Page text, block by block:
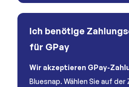
Ich benötige
für GPay
Wir akzeptieren GPay-
Bluesnap. Wählen Sie auf